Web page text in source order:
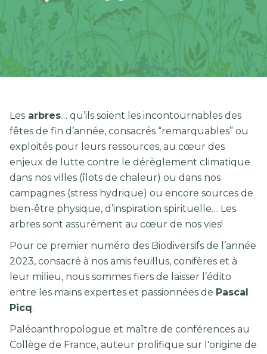
Les arbres… qu’ils soient les incontournables des
fêtes de fin d’année, consacrés “remarquables” ou
exploités pour leurs ressources, au cœur des
enjeux de lutte contre le dérèglement climatique
dans nos villes (îlots de chaleur) ou dans nos
campagnes (stress hydrique) ou encore sources de
bien-être physique, d’inspiration spirituelle… Les
arbres sont assurément au cœur de nos vies!
Pour ce premier numéro des Biodiversifs de l’année
2023, consacré à nos amis feuillus, conifères et à
leur milieu, nous sommes fiers de laisser l’édito
entre les mains expertes et passionnées de Pascal
Picq.
Paléoanthropologue et maître de conférences au
Collège de France, auteur prolifique sur l'origine de